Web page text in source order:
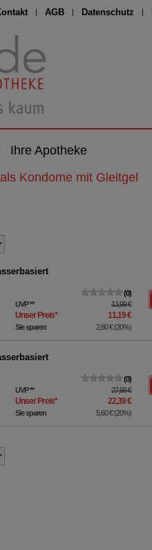
AGB Datenschutz
Ihre Apotheke
Kondome mit Gleitgel
0
UVP** 13,99 €
Unser Preis* 11,19 €
Sie sparen 2,80 €(20%)
0
UVP** 27,99 €
Unser Preis* 22,39 €
Sie sparen 5,60 €(20%)